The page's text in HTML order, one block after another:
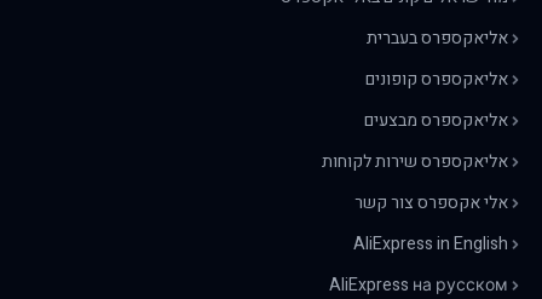
אליאקספרס בעברית
אליאקספרס קופונים
אליאקספרס מבצעים
אליאקספרס שירות לקוחות
אלי אקספרס צור קשר
AliExpress in English
AliExpress на русском